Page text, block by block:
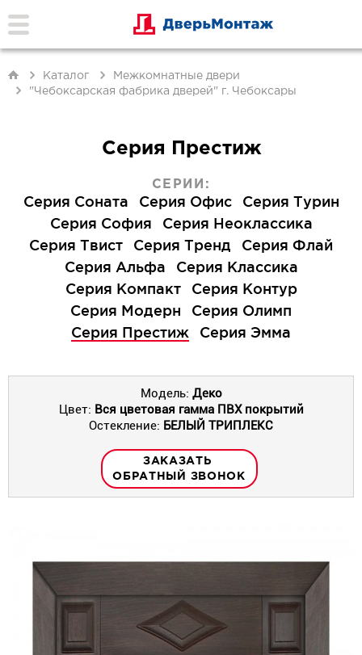
Каталог
Межкомнатные двери
"Чебоксарская фабрика дверей" г. Чебоксары
Серия Престиж
СЕРИИ:
Серия Соната Серия Офис
Серия Турин
Серия София
Серия Неоклассика
Серия Твист
Серия Тренд
Серия Флай
Серия Альфа
Серия Классика
Серия Компакт
Серия Контур
Серия Модерн
Серия Олимп
Серия Престиж
Серия Эмма
Модель: Деко
Цвет: Вся цветовая гамма ПВХ покрытий
Остекление: БЕЛЫЙ ТРИПЛЕКС
ЗАКАЗАТЬ
ОБРАТНЫЙ ЗВОНОК